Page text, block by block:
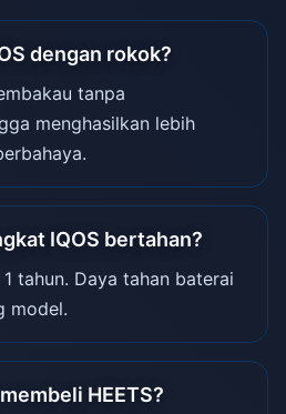
dengan rokok?
tanpa
menghasilkan lebih
IQOS bertahan?
tahun. Daya tahan baterai
model.
HEETS?